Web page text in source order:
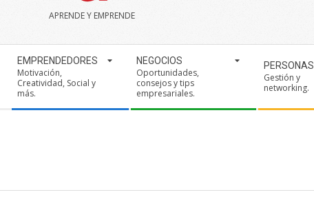
THINK&START
APRENDE Y EMPRENDE
Navigation
Menu
EMPRENDEDORES
Motivación,
Creatividad, Social y
más.
NEGOCIOS
Oportunidades,
consejos y tips
empresariales.
PERSONAS
Gestión y
networking.